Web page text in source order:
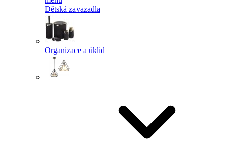
Dětská zavazadla
Organizace a úklid